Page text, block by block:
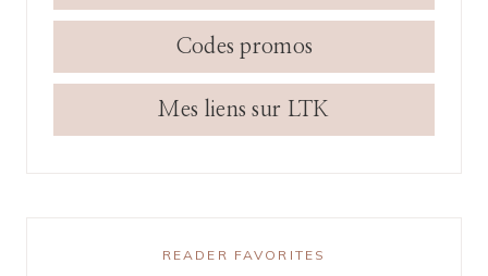
Codes promos
Mes liens sur LTK
READER FAVORITES